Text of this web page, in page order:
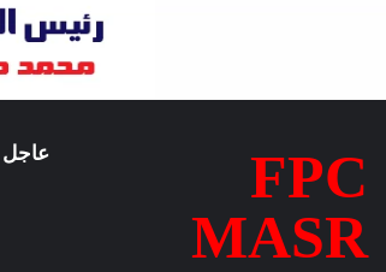
FPC
MASR
عاجل